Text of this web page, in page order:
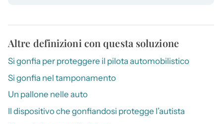
Altre definizioni con questa soluzione
Si gonfia per proteggere il pilota automobilistico
Si gonfia nel tamponamento
Un pallone nelle auto
Il dispositivo che gonfiandosi protegge l’autista